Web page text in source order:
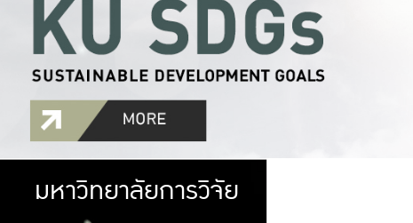
มหาวิทยาลัย
มหาวิทยาลัยการวิจัย